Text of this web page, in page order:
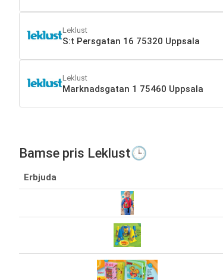
Leklust
S:t Persgatan 16 75320 Uppsala
Leklust
Marknadsgatan 1 75460 Uppsala
Bamse pris Leklust🕒
Erbjuda